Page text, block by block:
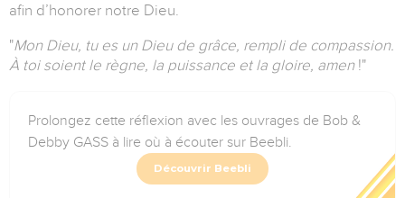
afin d’honorer notre Dieu.
"Mon Dieu, tu es un Dieu de grâce, rempli de compassion.
À toi soient le règne, la puissance et la gloire, amen!"
Prolongez cette réflexion avec les ouvrages de Bob &
Debby GASS à lire où à écouter sur Beebli.
Découvrir Beebli